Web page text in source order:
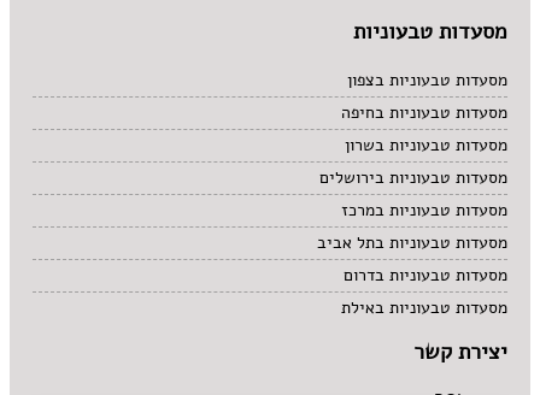
מסעדות טבעוניות
מסעדות טבעוניות בצפון
מסעדות טבעוניות בחיפה
מסעדות טבעוניות בשרון
מסעדות טבעוניות בירושלים
מסעדות טבעוניות במרכז
מסעדות טבעוניות בתל אביב
מסעדות טבעוניות בדרום
מסעדות טבעוניות באילת
יצירת קשר